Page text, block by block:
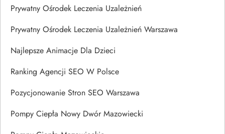
Prywatny Ośrodek Leczenia Uzależnień
Prywatny Ośrodek Leczenia Uzależnień Warszawa
Najlepsze Animacje Dla Dzieci
Ranking Agencji SEO W Polsce
Pozycjonowanie Stron SEO Warszawa
Pompy Ciepła Nowy Dwór Mazowiecki